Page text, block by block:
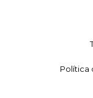
Política